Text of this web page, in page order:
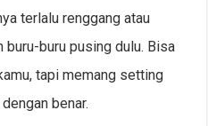
terlalu renggang atau
buru-buru pusing dulu. Bisa
tapi memang setting
benar.